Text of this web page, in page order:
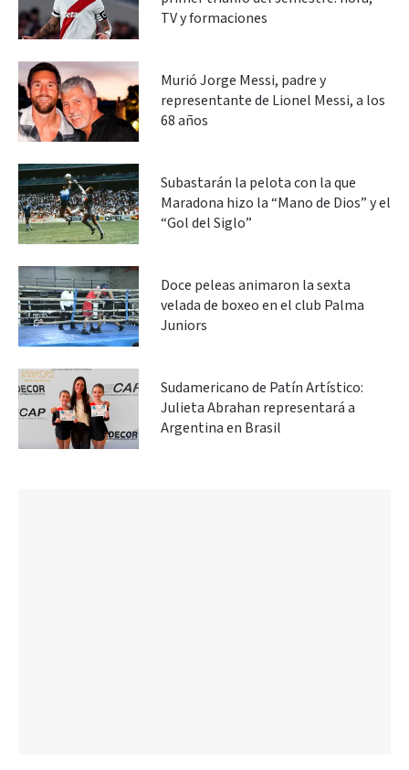
TV y formaciones
Murió Jorge Messi, padre y
representante de Lionel Messi, a los
68 años
Subastarán la pelota con la que
Maradona hizo la “Mano de Dios” y el
“Gol del Siglo”
Doce peleas animaron la sexta
velada de boxeo en el club Palma
Juniors
Sudamericano de Patín Artístico:
Julieta Abrahan representará a
Argentina en Brasil